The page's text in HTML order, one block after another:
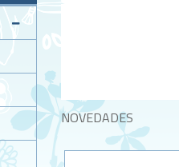
NOVEDADES